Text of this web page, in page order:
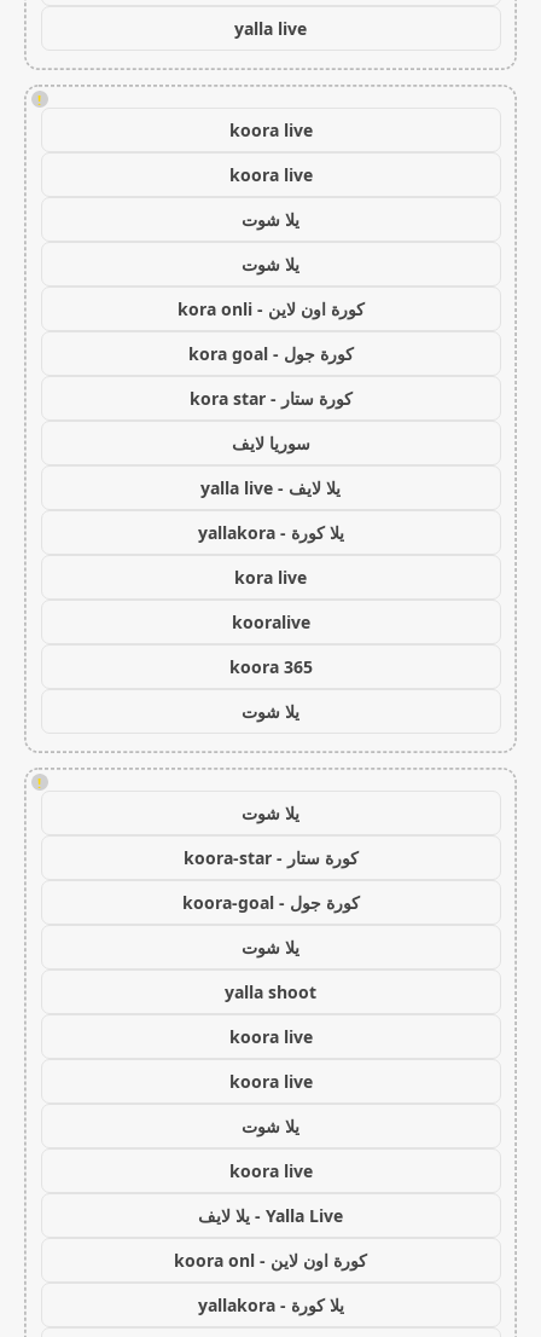
yalla live
!
koora live
koora live
يلا شوت
يلا شوت
كورة اون لاين - kora onli
كورة جول - kora goal
كورة ستار - kora star
سوريا لايف
يلا لايف - yalla live
يلا كورة - yallakora
kora live
kooralive
koora 365
يلا شوت
!
يلا شوت
كورة ستار - koora-star
كورة جول - koora-goal
يلا شوت
yalla shoot
koora live
koora live
يلا شوت
koora live
Yalla Live - يلا لايف
كورة اون لاين - koora onl
يلا كورة - yallakora